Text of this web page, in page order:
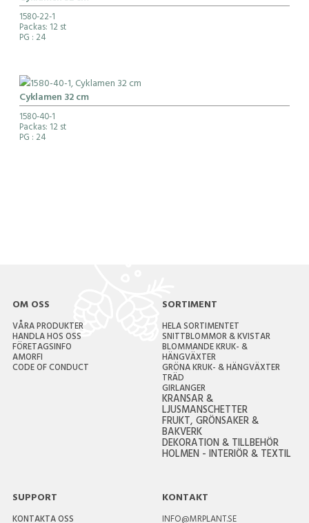
1580-22-1
Packas: 12 st
PG : 24
Cyklamen 32 cm
1580-40-1
Packas: 12 st
PG : 24
OM OSS
VÅRA PRODUKTER
HANDLA HOS OSS
FÖRETAGSINFO
AMORFI
CODE OF CONDUCT
SORTIMENT
HELA SORTIMENTET
SNITTBLOMMOR & KVISTAR
BLOMMANDE KRUK- &
HÄNGVÄXTER
GRÖNA KRUK- & HÄNGVÄXTER
TRÄD
GIRLANGER
KRANSAR &
LJUSMANSCHETTER
FRUKT, GRÖNSAKER &
BAKVERK
DEKORATION & TILLBEHÖR
HOLMEN - INTERIÖR & TEXTIL
SUPPORT KONTAKT